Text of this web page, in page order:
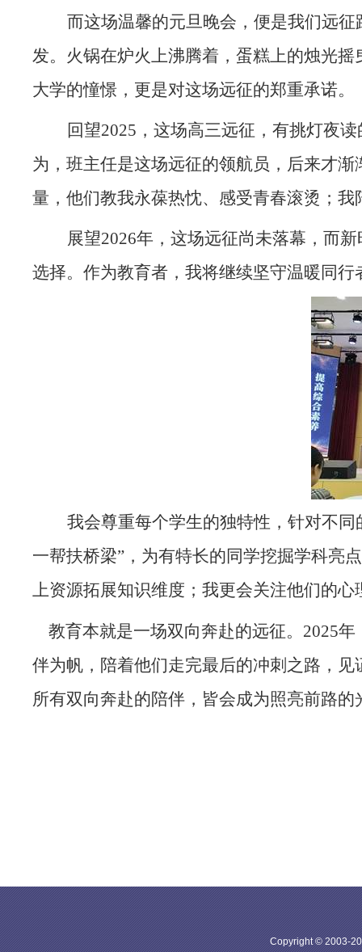
而这场温馨的元旦晚会，便是我们远
发。火锅在炉火上沸腾着，蛋糕上的烛光
大学的憧憬，更是对这场远征的郑重承诺。
回望2025，这场高三远征，有挑灯夜
为，班主任是这场远征的领航员，后来才
量，他们教我永葆热忱、感受青春滚烫；
展望2026年，这场远征尚未落幕，而
选择。作为教育者，我将继续坚守温暖同
我会尊重每个学生的独特性，针对不
一帮扶桥梁”，为有特长的同学挖掘学科亮
上资源拓展知识维度；我更会关注他们的
教育本就是一场双向奔赴的远征。2025
伴为帆，陪着他们走完最后的冲刺之路，
所有双向奔赴的陪伴，皆会成为照亮前路的
Copyright © 2003-